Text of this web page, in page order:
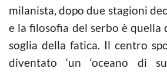
milanista, dopo due stagioni
e la filosofia del serbo è quella
soglia della fatica. Il centro
diventato ‘un ‘oceano di